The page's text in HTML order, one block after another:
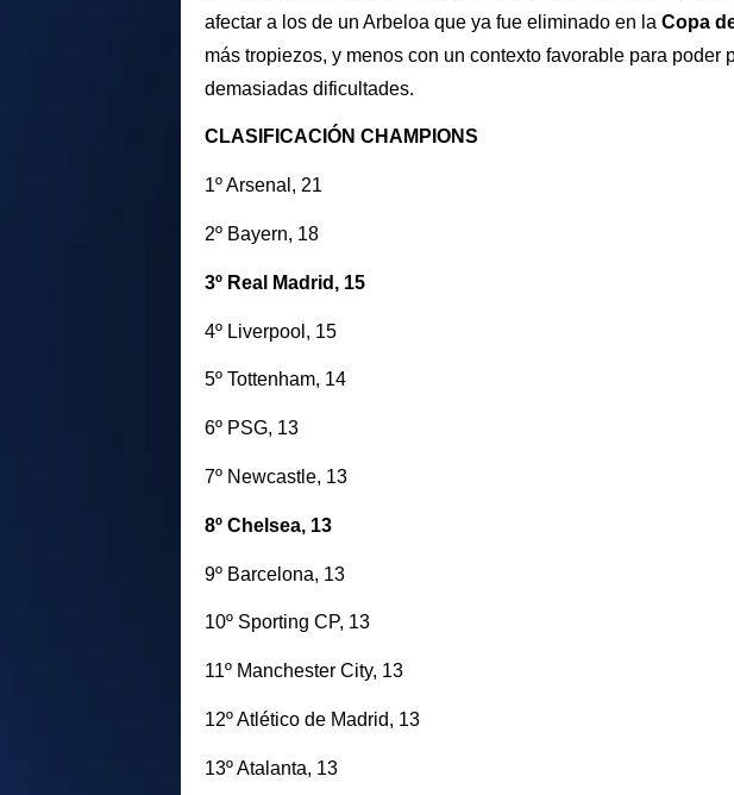
afectar a los de un Arbeloa que ya fue eliminado en la Copa
más tropiezos, y menos con un contexto favorable para poder
demasiadas dificultades.
CLASIFICACIÓN CHAMPIONS
1º Arsenal, 21
2º Bayern, 18
3º Real Madrid, 15
4º Liverpool, 15
5º Tottenham, 14
6º PSG, 13
7º Newcastle, 13
8º Chelsea, 13
9º Barcelona, 13
10º Sporting CP, 13
11º Manchester City, 13
12º Atlético de Madrid, 13
13º Atalanta, 13